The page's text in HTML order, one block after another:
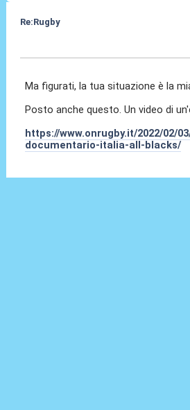
Re:Rugby
Ma figurati, la tua situazione è la
Posto anche questo. Un video di
https://www.onrugby.it/2022/02/
documentario-italia-all-blacks/